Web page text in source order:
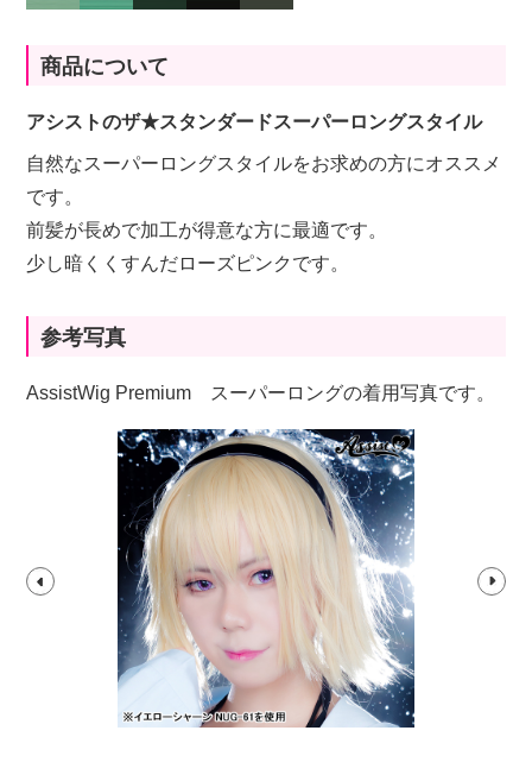
商品について
アシストのザ★スタンダードスーパーロングスタイル
自然なスーパーロングスタイルをお求めの方にオススメ
です。
前髪が長めで加工が得意な方に最適です。
少し暗くくすんだローズピンクです。
参考写真
AssistWig Premium スーパーロングの着用写真です。